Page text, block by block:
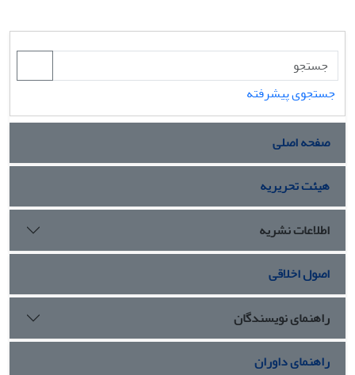
جستجوی پیشرفته
صفحه اصلی
هیئت تحریریه
اطلاعات نشریه
اصول اخلاقی
راهنمای نویسندگان
راهنمای داوران